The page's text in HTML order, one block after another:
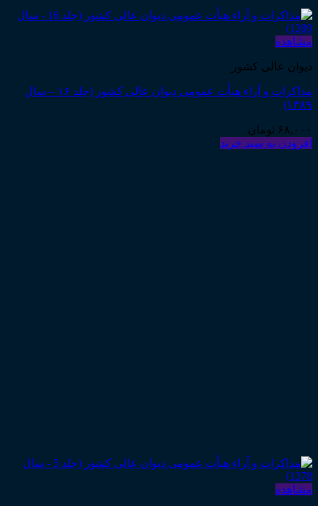
مشاهده
دیوان عالی کشور
مذاکرات و آراء هیأت عمومی دیوان عالی کشور (جلد ۱۶ – سال
۱۳۸۹)
۶۸,۰۰۰ تومان
افزودن به سبد خرید
مشاهده